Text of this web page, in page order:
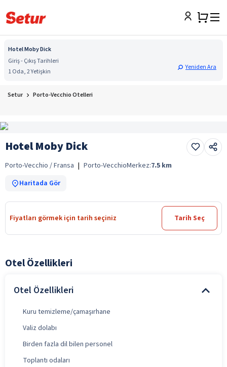
Hotel Moby Dick
Giriş - Çıkış Tarihleri
1 Oda, 2 Yetişkin
Yeniden Ara
Setur Porto-Vecchio Otelleri
Hotel Moby Dick
Porto-Vecchio / Fransa | Porto-VecchioMerkez:7.5 km
Haritada Gör
Fiyatları görmek için tarih seçiniz Tarih Seç
Otel Özellikleri
Otel Özellikleri
Kuru temizleme/çamaşırhane
Valiz dolabı
Birden fazla dil bilen personel
Toplantı odaları